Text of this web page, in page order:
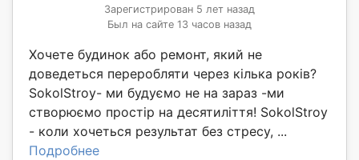
Зарегистрирован 5 лет назад
Был на сайте 13 часов назад
Хочете будинок або ремонт, який не
доведеться переробляти через кілька років?
SokolStroy- ми будуємо не на зараз -ми
створюємо простір на десятиліття! SokolStroy
- коли хочеться результат без стресу, ...
Подробнее